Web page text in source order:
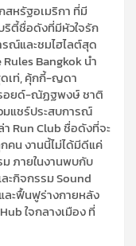
สหรัฐอเมริกา ที่มี
ริตี้ชื่อดังที่มีหัวใจรัก
ณ์และชมไฮไลต์สุด
Rules Bangkokนำ
เท่,คุ้กกี้-ญดา
ยด์-ณัฏฐพงษ์ ชาติ
แชร์ประสบการณ์
Run Clubชื่อดังที่จะ
คนงานนี้ไม่ได้มีดีแค่
ภายในงานพบกับ
ะกิจกรรมSound
ะฟื้นฟูร่างกายหลัง
ใจกลางเมือง ที่